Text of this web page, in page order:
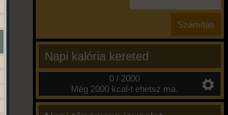
Napi kalória kereted
0 / 2000
Még 2000 kcal-t ehetsz ma.